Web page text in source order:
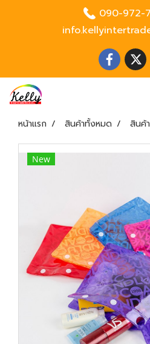
090-972-
หน้าแรก สินค้าทั้งหมด สินค้า
New